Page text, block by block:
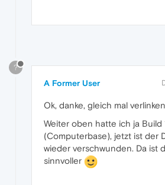
?
A Former User
Ok, danke, gleich mal
Weiter oben hatte ich ja Build
(Computerbase), jetzt ist der
wieder verschwunden. Da ist
sinnvoller